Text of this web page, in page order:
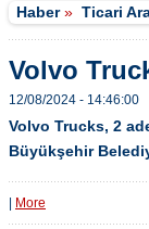
Haber»Ticari
Volvo
12/08/2024 - 14:46:00
Volvo Trucks, 2
Büyükşehir
More